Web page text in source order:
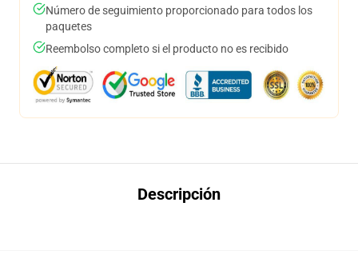
Número de seguimiento proporcionado para todos los
paquetes
Reembolso completo si el producto no es recibido
Descripción